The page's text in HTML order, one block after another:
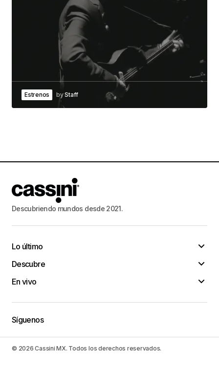
Estrenos byStaff
Descubriendo mundos desde 2021.
Lo último
Descubre
En vivo
Síguenos
© 2026 Cassini MX. Todos los derechos reservados.